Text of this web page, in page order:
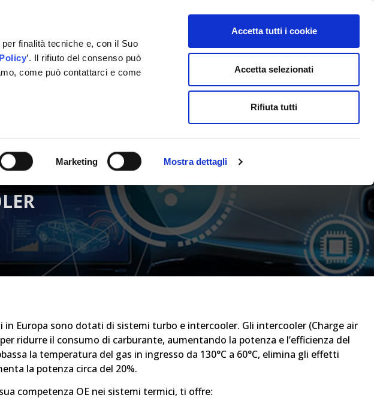
finalità tecniche e, con il Suo
’. Il rifiuto del consenso può
come può contattarci e come
Marketing Mostra dettagli
Accetta tutti i cookie
Accetta selezionati
Rifiuta tutti
ACCESSO GESTIONALE
ACCEDI E CONTATTACI
in Europa sono dotati di sistemi turbo e intercooler. Gli intercooler (Charge air
ridurre il consumo di carburante, aumentando la potenza e l’efficienza del
la temperatura del gas in ingresso da 130°C a 60°C, elimina gli effetti
la potenza circa del 20%.
competenza OE nei sistemi termici, ti offre: